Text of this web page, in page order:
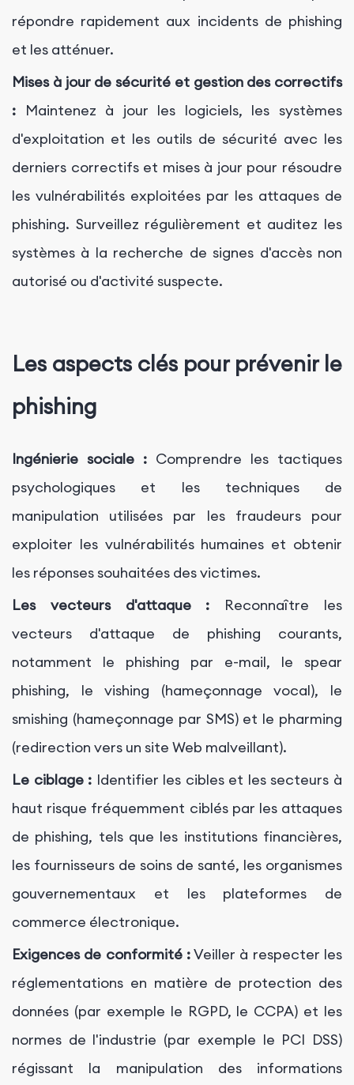
répondre rapidement aux incidents de phishing
et les atténuer.
Mises à jour de sécurité et gestion des correctifs
: Maintenez à jour les logiciels, les systèmes
d'exploitation et les outils de sécurité avec les
derniers correctifs et mises à jour pour résoudre
les vulnérabilités exploitées par les attaques de
phishing. Surveillez régulièrement et auditez les
systèmes à la recherche de signes d'accès non
autorisé ou d'activité suspecte.
Les aspects clés pour prévenir le
phishing
Ingénierie sociale : Comprendre les tactiques
psychologiques et les techniques de
manipulation utilisées par les fraudeurs pour
exploiter les vulnérabilités humaines et obtenir
les réponses souhaitées des victimes.
Les vecteurs d'attaque : Reconnaître les
vecteurs d'attaque de phishing courants,
notamment le phishing par e-mail, le spear
phishing, le vishing (hameçonnage vocal), le
smishing (hameçonnage par SMS) et le pharming
(redirection vers un site Web malveillant).
Le ciblage : Identifier les cibles et les secteurs à
haut risque fréquemment ciblés par les attaques
de phishing, tels que les institutions financières,
les fournisseurs de soins de santé, les organismes
gouvernementaux et les plateformes de
commerce électronique.
Exigences de conformité :Veiller à respecter les
réglementations en matière de protection des
données (par exemple le RGPD, le CCPA) et les
normes de l'industrie (par exemple le PCI DSS)
régissant la manipulation des informations